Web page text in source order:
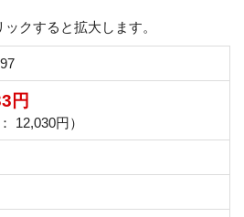
クすると拡大します。
円
12,030円）